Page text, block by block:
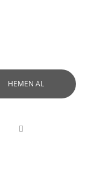
HEMEN AL